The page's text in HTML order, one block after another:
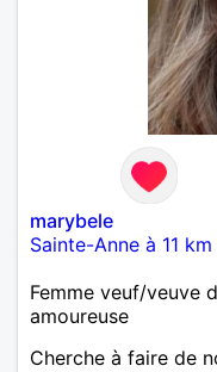
marybele
Sainte-Anne à 11
Femme veuf/veuve
amoureuse
Cherche à faire de